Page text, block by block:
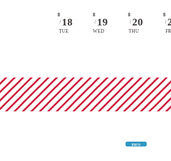
8
/ 18
TUE
8
/ 19
WED
8
/ 20
THU
8
/
INFO